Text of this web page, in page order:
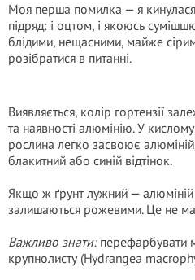
Моя перша помилка — я
підряд: і оцтом, і якоюсь
блідими, нещасними, майже
розібратися в питанні.
Виявляється, колір гортензії
та наявності алюмінію. У
рослина легко засвоює
блакитний або синій відтінок.
Якщо ж ґрунт лужний — алюміній
залишаються рожевими. Це не
Важливо знати:перефарбувати
крупнолисту (Hydrangea